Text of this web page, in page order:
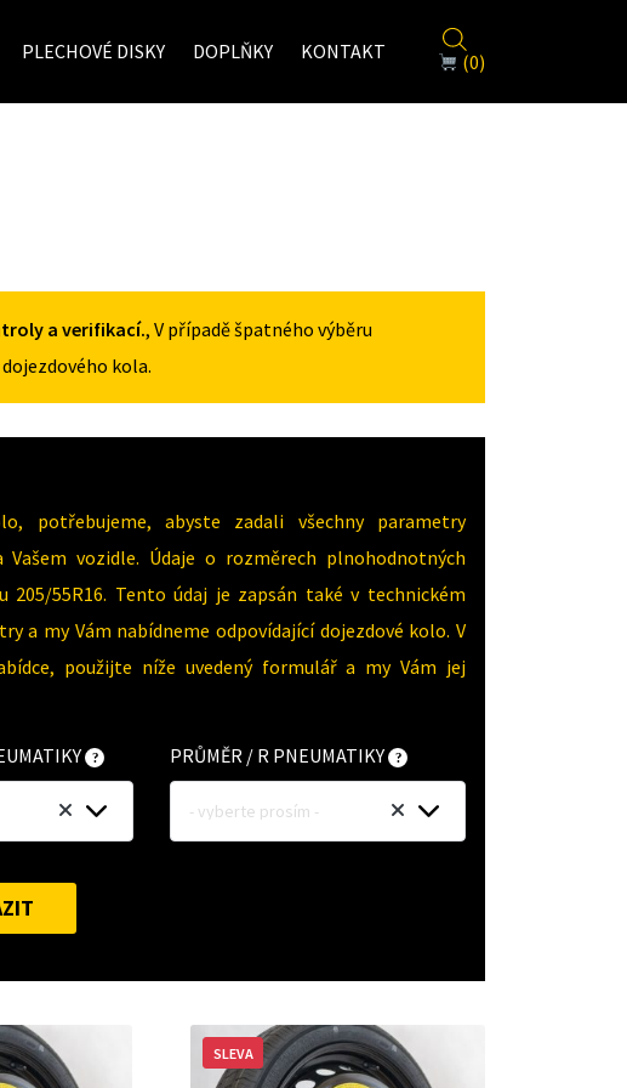
PLECHOVÉ DISKY DOPLŇKY KONTAKT (0)
a verifikací., V případě špatného výběru
kola.
potřebujeme, abyste zadali všechny parametry
vozidle. Údaje o rozměrech plnohodnotných
55R16. Tento údaj je zapsán také v technickém
a my Vám nabídneme odpovídající dojezdové kolo. V
použijte níže uvedený formulář a my Vám jej
PRŮMĚR / R PNEUMATIKY
- vyberte prosím -
SLEVA